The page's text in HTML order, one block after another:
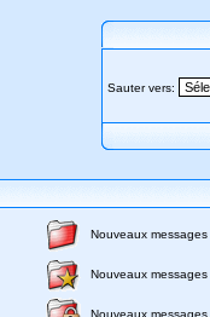
Sauter vers:
Nouveaux messages
Nouveaux
Nouveaux messages